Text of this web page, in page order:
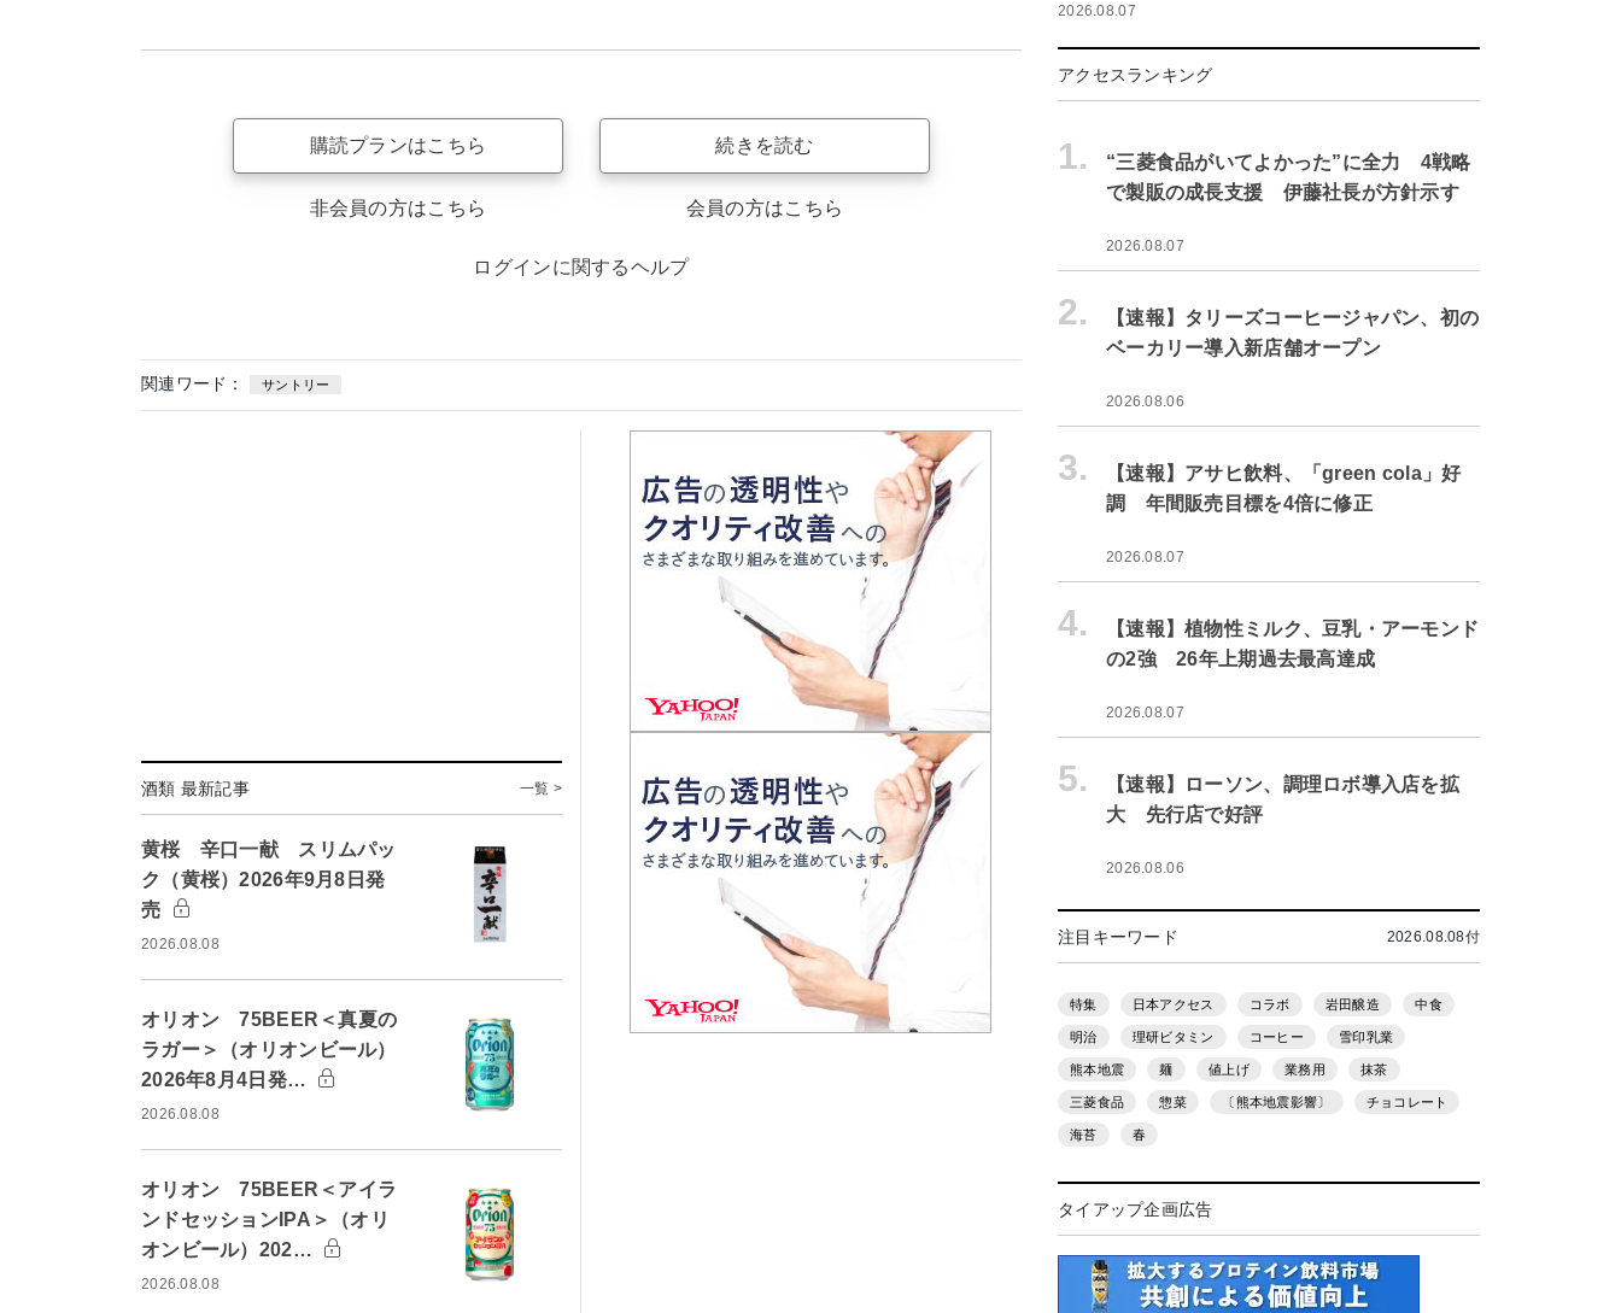
購読プランはこちら
非会員の方はこちら
続きを読む
会員の方はこちら
ログインに関するヘルプ
関連ワード： サントリー
酒類 最新記事 一覧 >
黄桜 辛口一献 スリムパッ
ク（黄桜）2026年9月8日発
売
2026.08.08
オリオン 75BEER＜真夏の
ラガー＞（オリオンビール）
2026年8月4日発…
2026.08.08
オリオン 75BEER＜アイラ
ンドセッションIPA＞（オリ
オンビール）202…
2026.08.08
2026.08.07
アクセスランキング
1.
“三菱食品がいてよかった”に全力 4戦略
で製販の成長支援 伊藤社長が方針示す
2026.08.07
2.
【速報】タリーズコーヒージャパン、初の
ベーカリー導入新店舗オープン
2026.08.06
3.
【速報】アサヒ飲料、「green cola」好
調 年間販売目標を4倍に修正
2026.08.07
4.
【速報】植物性ミルク、豆乳・アーモンド
の2強 26年上期過去最高達成
2026.08.07
5.
【速報】ローソン、調理ロボ導入店を拡
大 先行店で好評
2026.08.06
注目キーワード 2026.08.08付
特集 日本アクセス コラボ 岩田醸造 中食
明治 理研ビタミン コーヒー 雪印乳業
熊本地震 麺 値上げ 業務用 抹茶
三菱食品 惣菜 〔熊本地震影響〕 チョコレート
海苔 春
タイアップ企画広告